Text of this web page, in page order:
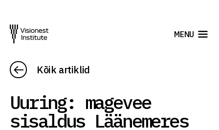
MENU
Kõik artiklid
Uuring: magevee
sisaldus Läänemeres